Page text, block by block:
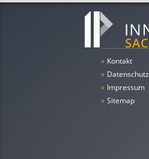
» Kontakt
» Datenschutz
» Impressum
» Sitemap